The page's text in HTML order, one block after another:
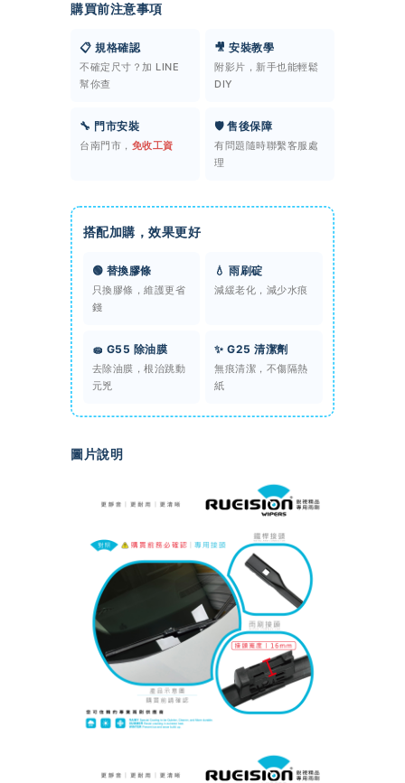
購買前注意事項
📋 規格確認
不確定尺寸？加 LINE
幫你查
🎥 安裝教學
附影片，新手也能輕鬆
DIY
🔧 門市安裝
台南門市， 免收工資
🛡️ 售後保障
有問題隨時聯繫客服處
理
搭配加購，效果更好
🟢 替換膠條
只換膠條，維護更省
錢
💧 雨刷碇
減緩老化，減少水痕
🧽 G55 除油膜
去除油膜，根治跳動
元兇
✨ G25 清潔劑
無痕清潔，不傷隔熱
紙
圖片說明